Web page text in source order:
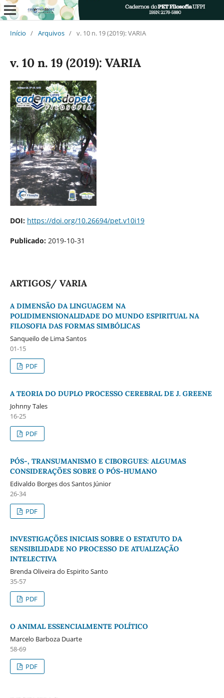
Início / Arquivos / v. 10 n. 19 (2019): VARIA
v. 10 n. 19 (2019): VARIA
DOI: https://doi.org/10.26694/pet.v10i19
Publicado: 2019-10-31
ARTIGOS/ VARIA
A DIMENSÃO DA LINGUAGEM NA
POLIDIMENSIONALIDADE DO MUNDO ESPIRITUAL NA
FILOSOFIA DAS FORMAS SIMBÓLICAS
Sanqueilo de Lima Santos
01-15
PDF
A TEORIA DO DUPLO PROCESSO CEREBRAL DE J. GREENE
Johnny Tales
16-25
PDF
PÓS-, TRANSUMANISMO E CIBORGUES: ALGUMAS
CONSIDERAÇÕES SOBRE O PÓS-HUMANO
Edivaldo Borges dos Santos Júnior
26-34
PDF
INVESTIGAÇÕES INICIAIS SOBRE O ESTATUTO DA
SENSIBILIDADE NO PROCESSO DE ATUALIZAÇÃO
INTELECTIVA
Brenda Oliveira do Espirito Santo
35-57
PDF
O ANIMAL ESSENCIALMENTE POLÍTICO
Marcelo Barboza Duarte
58-69
PDF